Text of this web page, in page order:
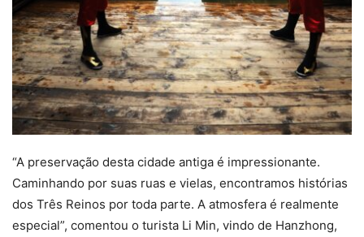
“A preservação desta cidade antiga é impressionante.
Caminhando por suas ruas e vielas, encontramos histórias
dos Três Reinos por toda parte. A atmosfera é realmente
especial”, comentou o turista Li Min, vindo de Hanzhong,